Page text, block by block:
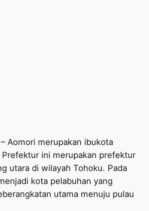
– Aomori merupakan ibukota
ini merupakan prefektur
utara di wilayah Tohoku. Pada
kota pelabuhan yang
utama menuju pulau